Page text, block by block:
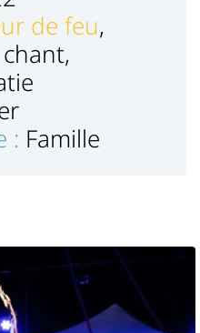
de feu,
: Famille